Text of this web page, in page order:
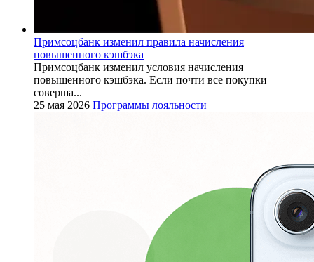
Примсоцбанк изменил правила начисления
повышенного кэшбэка
Примсоцбанк изменил условия начисления
повышенного кэшбэка. Если почти все покупки
соверша...
25 мая 2026 Программы лояльности